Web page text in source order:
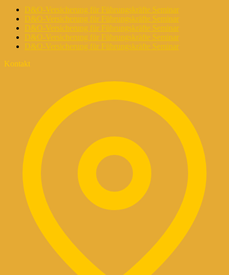
D&O-Versicherung für Führungskräfte Seminar
D&O-Versicherung für Führungskräfte Seminar
D&O-Versicherung für Führungskräfte Seminar
D&O-Versicherung für Führungskräfte Seminar
D&O-Versicherung für Führungskräfte Seminar
Kontakt